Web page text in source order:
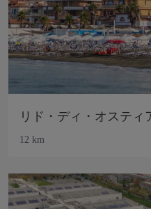
リド・ディ・オスティ
12 km